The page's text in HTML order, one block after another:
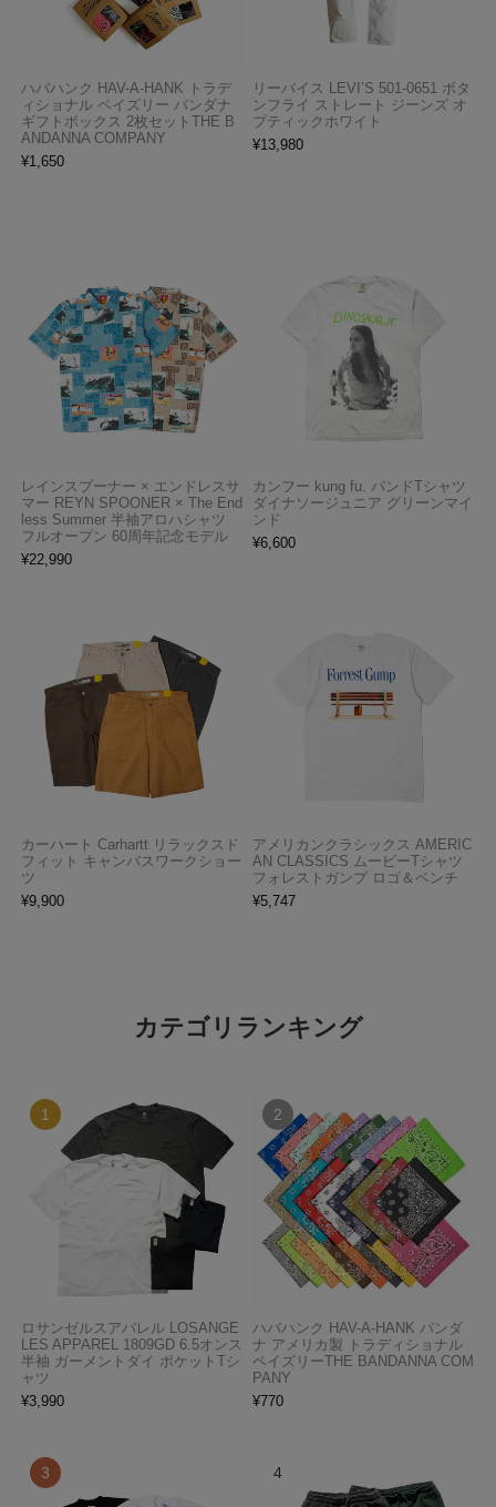
ハバハンク HAV-A-HANK トラデ
ィショナル ペイズリー バンダナ
ギフトボックス 2枚セットTHE B
ANDANNA COMPANY
¥1,650
リーバイス LEVI’S 501-0651 ボタ
ンフライ ストレート ジーンズ オ
プティックホワイト
¥13,980
レインスプーナー × エンドレスサ
マー REYN SPOONER × The End
less Summer 半袖アロハシャツ
フルオープン 60周年記念モデル
¥22,990
カンフー kung fu. バンドTシャツ
ダイナソージュニア グリーンマイ
ンド
¥6,600
カーハート Carhartt リラックスド
フィット キャンバスワークショー
ツ
¥9,900
アメリカンクラシックス AMERIC
AN CLASSICS ムービーTシャツ
フォレストガンプ ロゴ＆ベンチ
¥5,747
カテゴリランキング
ロサンゼルスアパレル LOSANGE
LES APPAREL 1809GD 6.5オンス
半袖 ガーメントダイ ポケットTシ
ャツ
¥3,990
ハバハンク HAV-A-HANK バンダ
ナ アメリカ製 トラディショナル
ペイズリーTHE BANDANNA COM
PANY
¥770